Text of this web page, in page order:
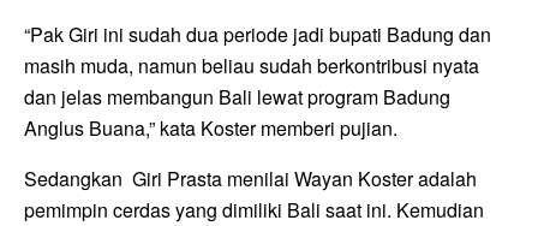
“Pak Giri ini sudah dua periode jadi bupati Badung dan
masih muda, namun beliau sudah berkontribusi nyata
dan jelas membangun Bali lewat program Badung
Anglus Buana,” kata Koster memberi pujian.
Sedangkan Giri Prasta menilai Wayan Koster adalah
pemimpin cerdas yang dimiliki Bali saat ini. Kemudian